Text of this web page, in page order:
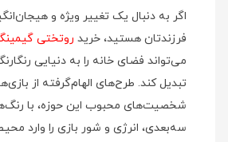
اگر به دنبال یک تغییر ویژه و
فرزندتان هستید، خرید روتختی
می‌تواند فضای خانه را به دنیایی
تبدیل کند. طرح‌های الهام‌گرفته از
شخصیت‌های محبوب این حوزه، با
سه‌بعدی، انرژی و شور بازی را وارد